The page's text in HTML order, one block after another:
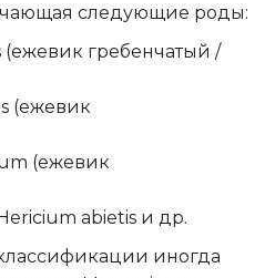
следующие роды:
(ежевик гребенчатый /
(ежевик
(ежевик
abietis и др.
иногда